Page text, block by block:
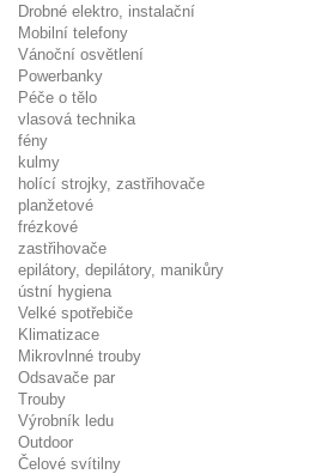
Drobné elektro, instalační
Mobilní telefony
Vánoční osvětlení
Powerbanky
Péče o tělo
vlasová technika
fény
kulmy
holící strojky, zastřihovače
planžetové
frézkové
zastřihovače
epilátory, depilátory, manikůry
ústní hygiena
Velké spotřebiče
Klimatizace
Mikrovlnné trouby
Odsavače par
Trouby
Výrobník ledu
Outdoor
Čelové svítilny